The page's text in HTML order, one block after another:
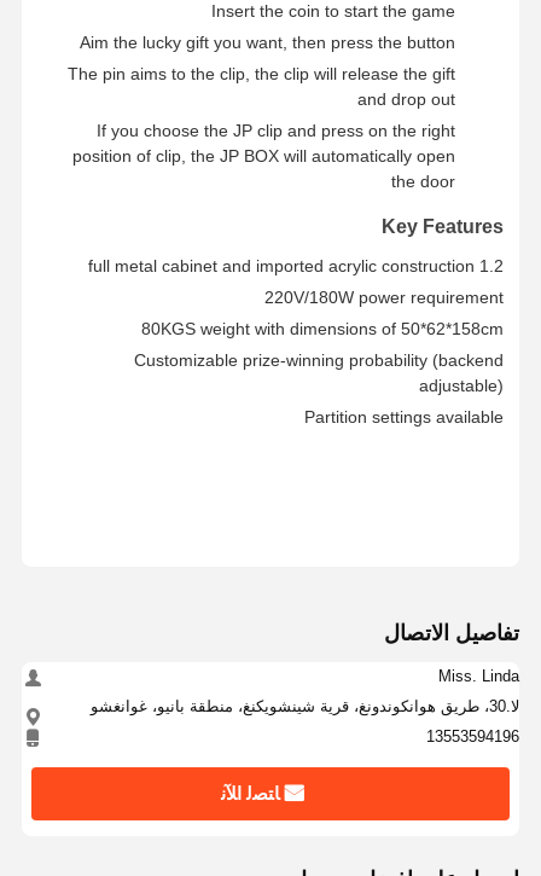
Insert the coin to start the game
Aim the lucky gift you want, then press the button
The pin aims to the clip, the clip will release the gift
and drop out
If you choose the JP clip and press on the right
position of clip, the JP BOX will automatically open
the door
Key Features
1.2 full metal cabinet and imported acrylic construction
220V/180W power requirement
80KGS weight with dimensions of 50*62*158cm
Customizable prize-winning probability (backend
adjustable)
Partition settings available
تفاصيل الاتصال
Miss. Linda
لا.30، طريق هوانكوندونغ، قرية شينشويكنغ، منطقة بانيو، غوانغشو
13553594196
ﺎﺘﺼﻟ ﺍﻶﻧ